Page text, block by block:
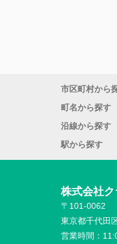
市区町村から
町名から探す
沿線から探す
駅から探す
株式会社
〒101-0062
東京都千代田
営業時間：